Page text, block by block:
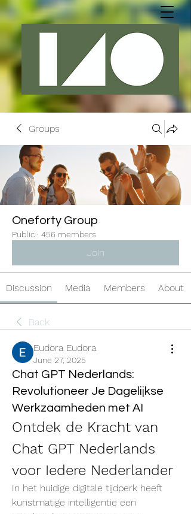
Groups
Oneforty Group
Public · 456 members
Join
Discussion Media Members About
Back
Eudora Eudora
June 27, 2025
Chat GPT Nederlands:
Revolutioneer Je Dagelijkse
Werkzaamheden met AI
Ontdek de Kracht van
Chat GPT Nederlands
voor Iedere Nederlander
In het huidige digitale tijdperk heeft
kunstmatige intelligentie een